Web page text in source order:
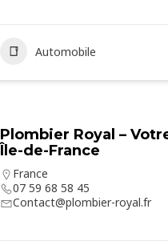
Automobile
Plombier Royal –
Île-de-France
France
07 59 68 58 45
Contact@plombier-royal.fr